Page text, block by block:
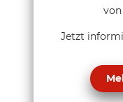
von
Jetzt